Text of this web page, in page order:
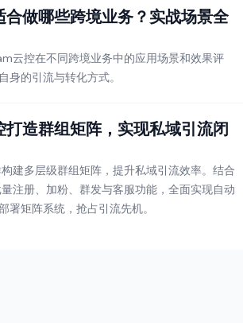
做哪些跨境业务？实战场景全
云控在不同跨境业务中的应用场景和效果评
身的引流与转化方式。
造群组矩阵，实现私域引流闭
建多层级群组矩阵，提升私域引流效率。结合
注册、加粉、群发与客服功能，全面实现自动
署矩阵系统，抢占引流先机。